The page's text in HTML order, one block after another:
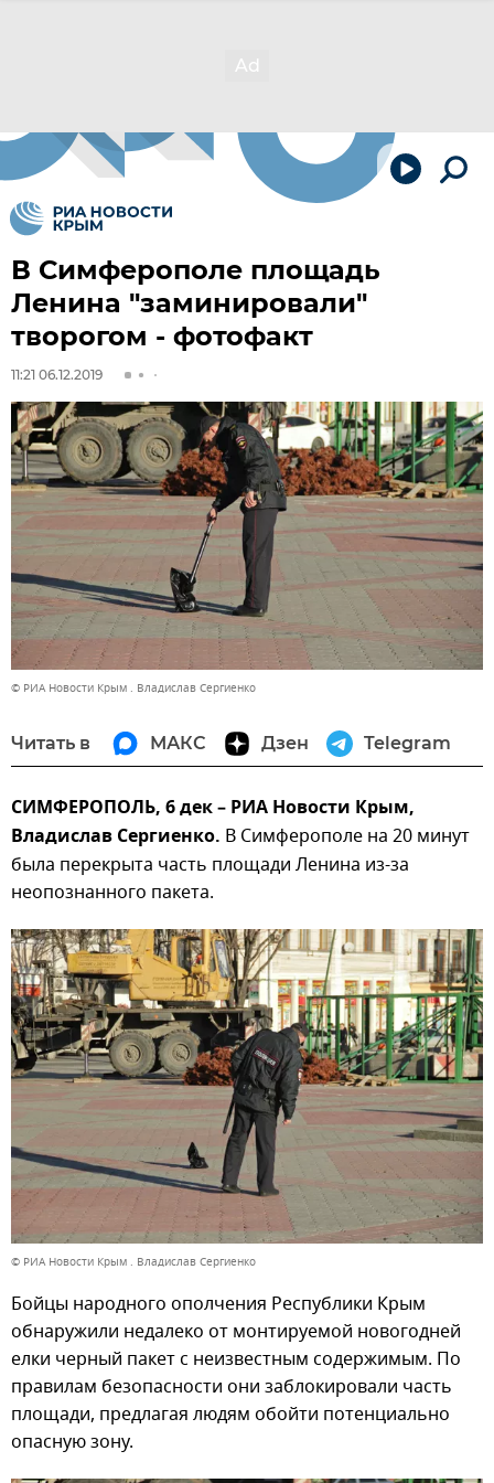
В Симферополе площадь
Ленина "заминировали"
творогом - фотофакт
11:21 06.12.2019
© РИА Новости Крым . Владислав Сергиенко
Читать в МАКС Дзен Telegram
СИМФЕРОПОЛЬ, 6 дек – РИА Новости Крым,
Владислав Сергиенко. В Симферополе на 20 минут
была перекрыта часть площади Ленина из-за
неопознанного пакета.
© РИА Новости Крым . Владислав Сергиенко
Бойцы народного ополчения Республики Крым
обнаружили недалеко от монтируемой новогодней
елки черный пакет с неизвестным содержимым. По
правилам безопасности они заблокировали часть
площади, предлагая людям обойти потенциально
опасную зону.